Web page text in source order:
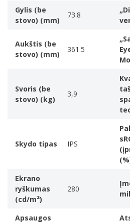
Rise and Fall.)
1 ms
GTG (Gray to Gray)
Ekrano forma
The difference in light intensity
Maksimalus atnaujinimo dažnis
360 Hz
Matymo kampas, horizontalus
viewed with acceptable visual
178°
Maximum vertical angle at which
Gylis (be
stovo) (mm)
73.8
Aukštis (be
stovo) (mm)
361.5
Svoris (be
stovo) (kg)
3,9
Skydo tipas IPS
Ekrano
ryškumas
(cd/m²)
280
Apsaugos